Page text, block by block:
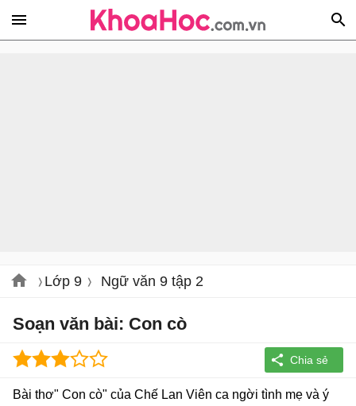
Lớp 9 Ngữ văn 9 tập 2
Soạn văn bài: Con cò
Bài thơ" Con cò" của Chế Lan Viên ca ngời tình mẹ và ý